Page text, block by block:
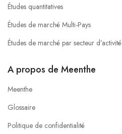
Études quantitatives
Études de marché Multi-Pays
Études de marché par secteur d’activité
A propos de Meenthe
Meenthe
Glossaire
Politique de confidentialité